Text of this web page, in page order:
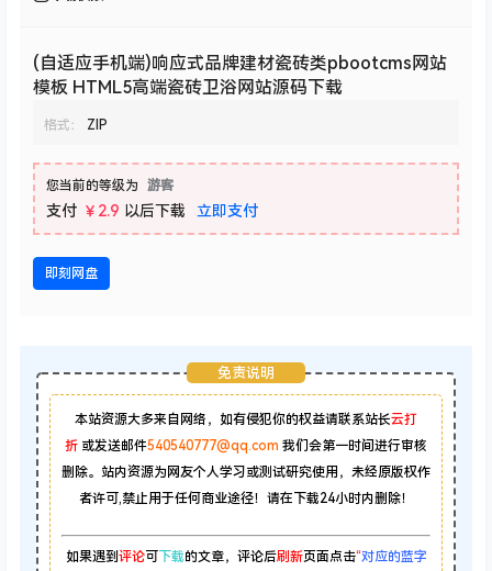
(自适应手机端)响应式品牌建材瓷砖类pbootcms网站
模板 HTML5高端瓷砖卫浴网站源码下载
格式： ZIP
您当前的等级为 游客
支付 ￥2.9 以后下载 立即支付
即刻网盘
免责说明
本站资源大多来自网络，如有侵犯你的权益请联系站长云打
折 或发送邮件540540777@qq.com 我们会第一时间进行审核
删除。站内资源为网友个人学习或测试研究使用，未经原版权作
者许可,禁止用于任何商业途径！请在下载24小时内删除！
如果遇到 评论可下载的文章，评论后刷新页面点击“对应的蓝字